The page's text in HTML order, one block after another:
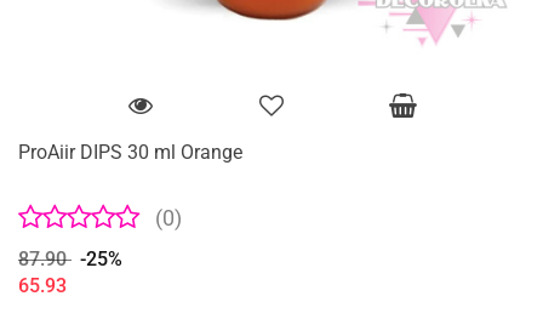
ProAiir DIPS 30 ml Orange
(0)
87.90 -25%
65.93